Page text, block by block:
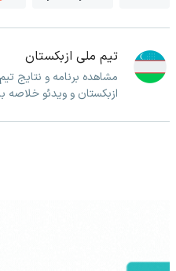
تیم ملی ازبکستان
مشاهده برنامه و نتایج
ازبکستان و ویدئو خلاصه